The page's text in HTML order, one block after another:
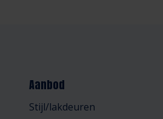
Aanbod
Stijl/lakdeuren